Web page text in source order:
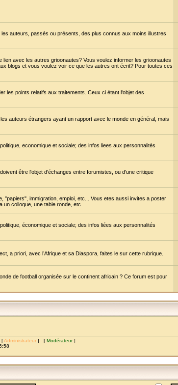
auteurs, passés ou présents, des plus connus aux moins illustres
avec les autres grioonautes? Vous voulez informer les grioonautes
blogs et vous voulez voir ce que les autres ont écrit? Pour toutes ces
les points relatifs aux traitements. Ceux ci étant l'objet des
auteurs étrangers ayant un rapport avec le monde en général, mais
economique et sociale; des infos liees aux personnalités
être l'objet d'échanges entre forumistes, ou d'une critique
immigration, emploi, etc... Vous etes aussi invites a poster
colloque, une table ronde, etc...
économique et sociale; des infos liées aux personnalités
a priori, avec l’Afrique et sa Diaspora, faites le sur cette rubrique.
de football organisée sur le continent africain ? Ce forum est pour
[Administrateur ] [ Modérateur]